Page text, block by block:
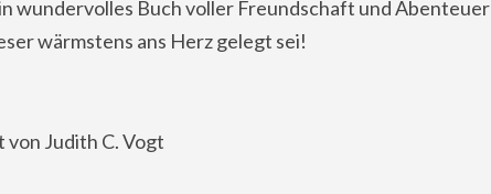
wundervolles Buch voller Freundschaft und Abenteuer
wärmstens ans Herz gelegt sei!
von Judith C. Vogt